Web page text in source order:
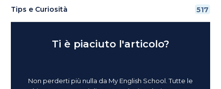
Tips e Curiosità 517
Ti è piaciuto l'articolo?
Non perderti più nulla da My English School. Tutte le